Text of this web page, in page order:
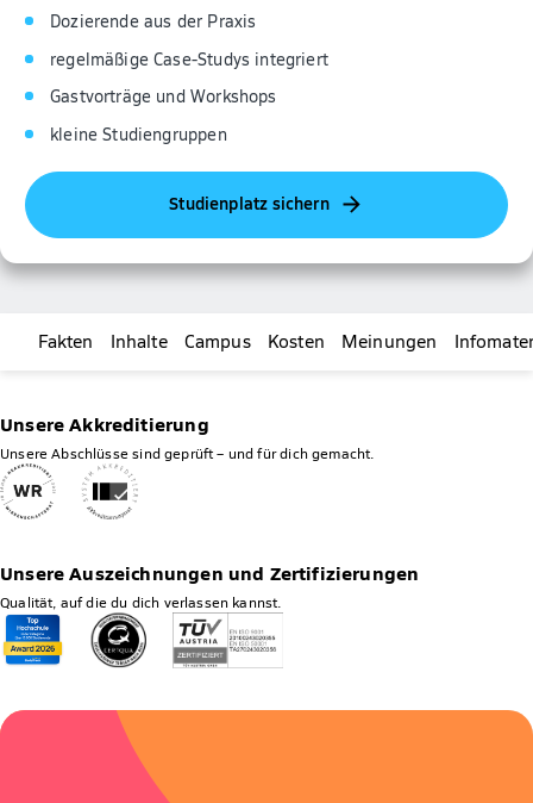
Dozierende aus der Praxis
regelmäßige Case-Studys integriert
Gastvorträge und Workshops
kleine Studiengruppen
Studienplatz sichern
Fakten Inhalte Campus Kosten Meinungen
Unsere Akkreditierung
Unsere Abschlüsse sind geprüft – und für dich gemacht.
Unsere Auszeichnungen und Zertifizierungen
Qualität, auf die du dich verlassen kannst.